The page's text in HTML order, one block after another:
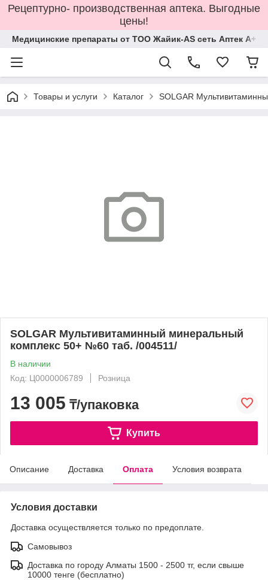
Рецептурно- производственная аптека. Выгодные
цены!
Медицинские препараты от ТОО Жайик-AS сеть Аптек А+
Товары и услуги Каталог SOLGAR
SOLGAR Мультивитаминный минеральный
комплекс 50+ №60 таб. /004511/
В наличии
Код: Ц0000006789
Розница
13 005 ₸/упаковка
Купить
Описание Доставка Оплата Условия возврата
Условия доставки
Доставка осуществляется только по предоплате.
Самовывоз
Доставка по городу Алматы 1500 - 2500 тг, если свыше
10000 тенге (бесплатно)